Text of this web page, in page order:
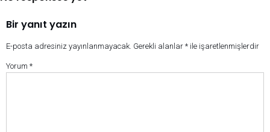
Bir yanıt yazın
E-posta adresiniz yayınlanmayacak. Gerekli alanlar * ile işaretlenmişlerdir
Yorum *